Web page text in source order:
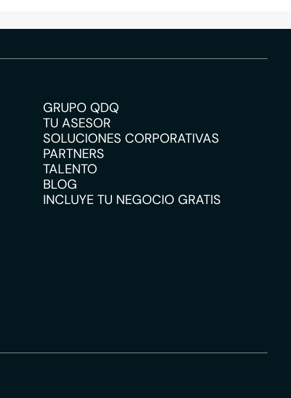
GRUPO QDQ
TU ASESOR
SOLUCIONES CORPORATIVAS
PARTNERS
TALENTO
BLOG
INCLUYE TU NEGOCIO GRATIS